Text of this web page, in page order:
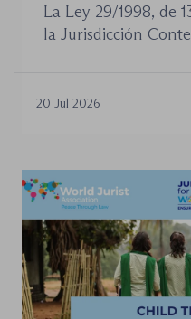
La Ley 29/1998, de
la Jurisdicción
aprobadas en los
tramitación de los
la organización de
20 Jul 2026